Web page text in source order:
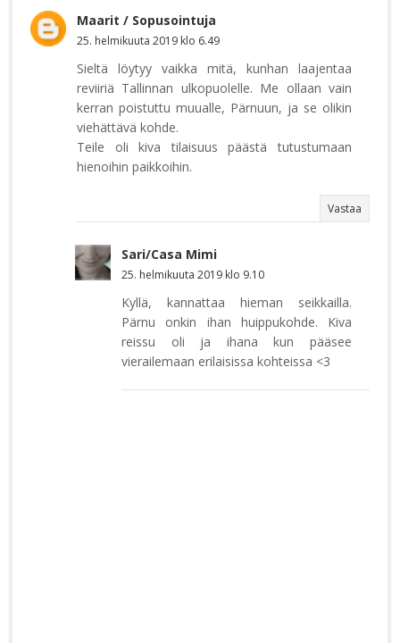
Maarit / Sopusointuja
25. helmikuuta 2019 klo 6.49
Sieltä löytyy vaikka mitä, kunhan laajentaa
reviiriä Tallinnan ulkopuolelle. Me ollaan vain
kerran poistuttu muualle, Pärnuun, ja se olikin
viehättävä kohde.
Teile oli kiva tilaisuus päästä tutustumaan
hienoihin paikkoihin.
Vastaa
Sari/Casa Mimi
25. helmikuuta 2019 klo 9.10
Kyllä, kannattaa hieman seikkailla.
Pärnu onkin ihan huippukohde. Kiva
reissu oli ja ihana kun pääsee
vierailemaan erilaisissa kohteissa <3